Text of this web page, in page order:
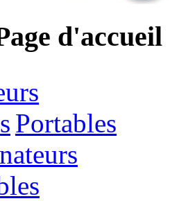
d'accueil
Portables